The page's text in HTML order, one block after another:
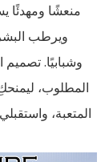
منعشًا ومهدئًا
ويرطب
وشبابيًا.
المطلوب،
المتعبة،